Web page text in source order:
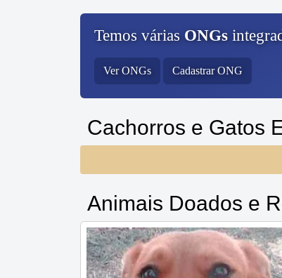
Temos várias ONGs
Ver ONGs Cadastrar ONG
Cachorros e Gatos
Animais Doados e